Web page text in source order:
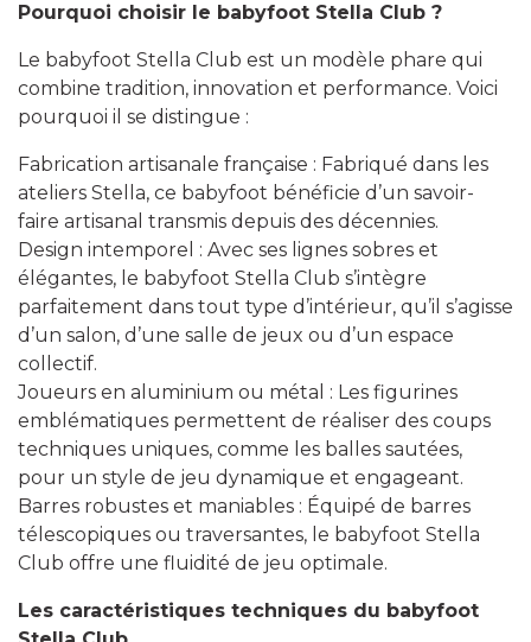
Pourquoi choisir le babyfoot Stella Club ?
Le babyfoot Stella Club est un modèle phare qui
combine tradition, innovation et performance. Voici
pourquoi il se distingue :
Fabrication artisanale française : Fabriqué dans les
ateliers Stella, ce babyfoot bénéficie d’un savoir-
faire artisanal transmis depuis des décennies.
Design intemporel : Avec ses lignes sobres et
élégantes, le babyfoot Stella Club s’intègre
parfaitement dans tout type d’intérieur, qu’il s’agisse
d’un salon, d’une salle de jeux ou d’un espace
collectif.
Joueurs en aluminium ou métal : Les figurines
emblématiques permettent de réaliser des coups
techniques uniques, comme les balles sautées,
pour un style de jeu dynamique et engageant.
Barres robustes et maniables : Équipé de barres
télescopiques ou traversantes, le babyfoot Stella
Club offre une fluidité de jeu optimale.
Les caractéristiques techniques du babyfoot